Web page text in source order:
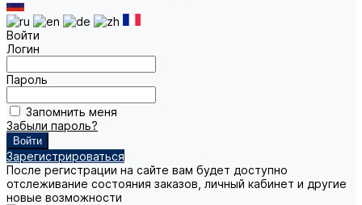
Войти
Логин
Пароль
Запомнить меня
Забыли пароль?
Зарегистрироваться
После регистрации на сайте вам будет доступно
отслеживание состояния заказов, личный кабинет и другие
новые возможности